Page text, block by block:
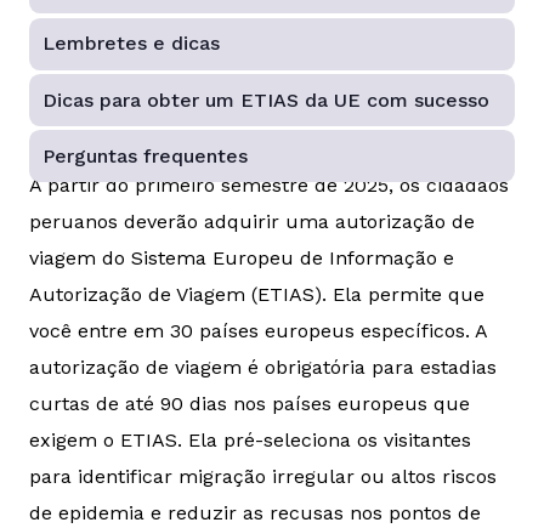
Lembretes e dicas
Dicas para obter um ETIAS da UE com sucesso
Perguntas frequentes
A partir do primeiro semestre de 2025, os cidadãos
peruanos deverão adquirir uma autorização de
viagem do Sistema Europeu de Informação e
Autorização de Viagem (ETIAS). Ela permite que
você entre em 30 países europeus específicos. A
autorização de viagem é obrigatória para estadias
curtas de até 90 dias nos países europeus que
exigem o ETIAS. Ela pré-seleciona os visitantes
para identificar migração irregular ou altos riscos
de epidemia e reduzir as recusas nos pontos de